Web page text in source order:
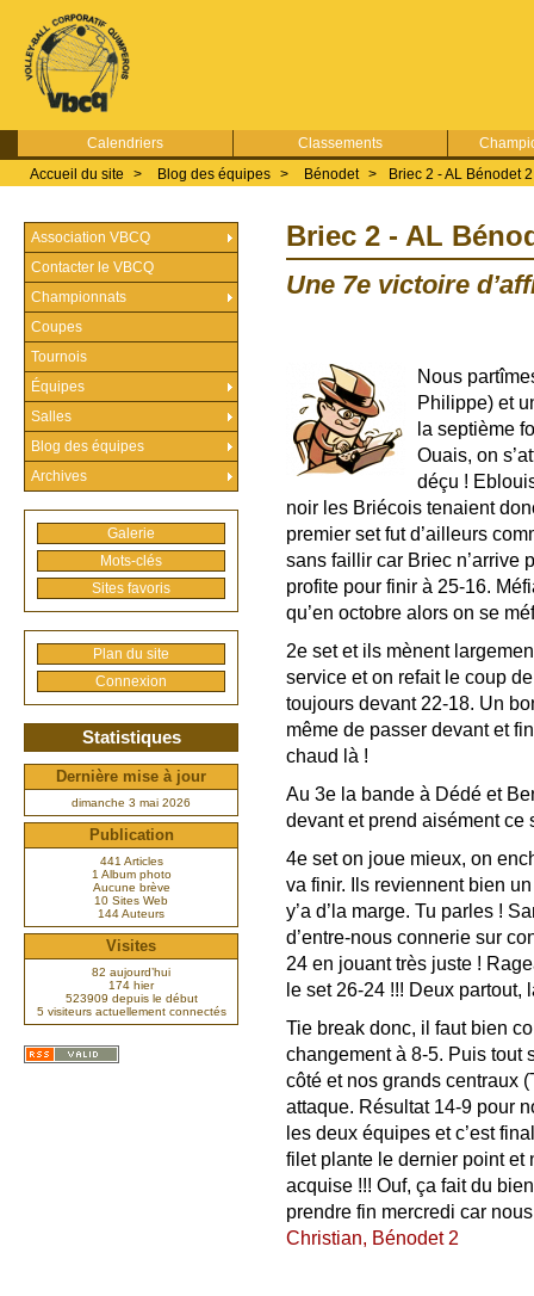
Calendriers Classements
Accueil du site
> Blog des équipes > Bénodet > Briec 2 - AL Bénodet 2
Briec 2 - AL
Une 7e victoire
Nous
Philippe) et
la septième
Ouais, on
déçu !
noir les Briécois tenaient
premier set fut d’ailleurs
sans faillir car Briec n’arrive
profite pour finir à 25-16.
qu’en octobre alors on se
2e set et ils mènent
service et on refait le coup
toujours devant 22-18. Un
même de passer devant et
chaud là !
Au 3e la bande à Dédé et
devant et prend aisément ce
4e set on joue mieux, on
va finir. Ils reviennent bien
y’a d’la marge. Tu parles !
d’entre-nous connerie sur
24 en jouant très juste !
le set 26-24 !!! Deux partout,
Tie break donc, il faut bien
changement à 8-5. Puis tout
côté et nos grands centraux
attaque. Résultat 14-9 pour
les deux équipes et c’est
filet plante le dernier point et
acquise !!! Ouf, ça fait du
prendre fin mercredi car
Christian, Bénodet 2
Association VBCQ
Contacter le VBCQ
Championnats
Coupes
Tournois
Équipes
Salles
Blog des équipes
Archives
Galerie
Mots-clés
Sites favoris
Plan du site
Connexion
Statistiques
Dernière mise à jour
dimanche 3 mai 2026
Publication
441 Articles
1 Album photo
Aucune brève
10 Sites Web
144 Auteurs
Visites
82 aujourd’hui
174 hier
523909 depuis le début
5 visiteurs actuellement connectés